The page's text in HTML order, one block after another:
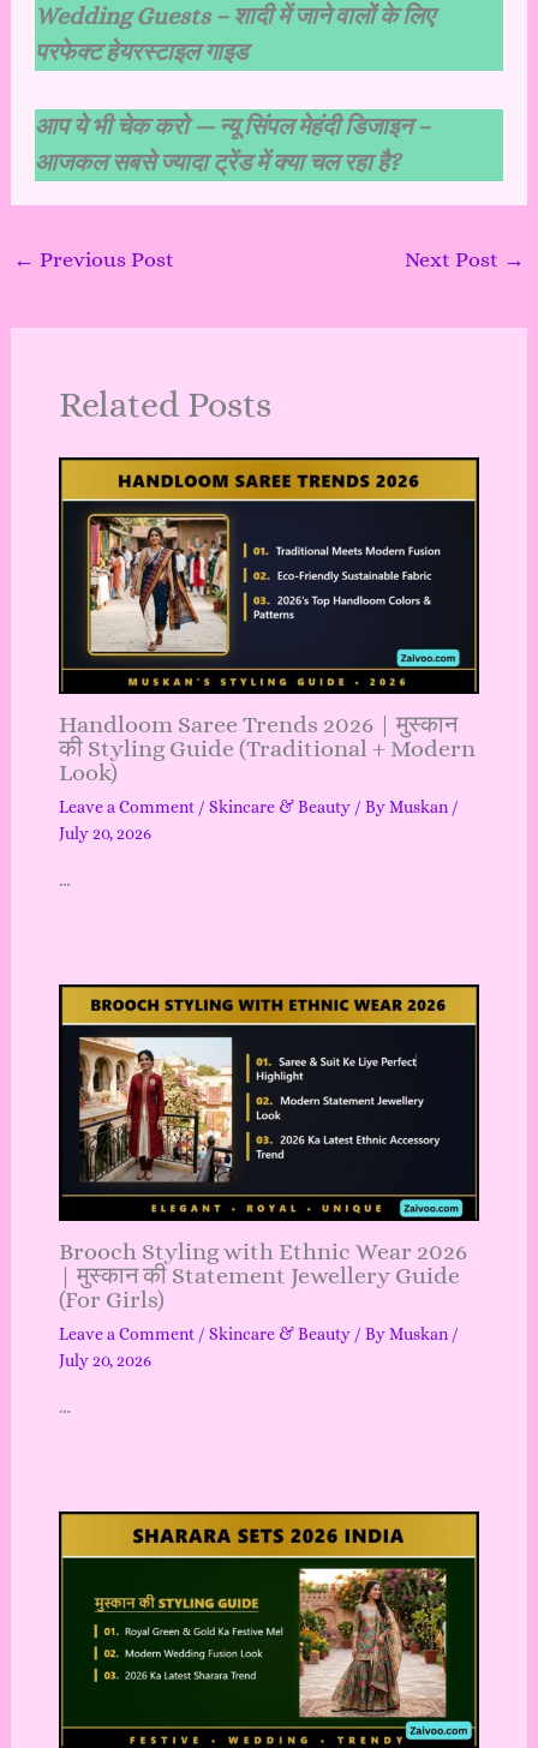
Wedding Guests – शादी में जाने वालों के लिए
परफेक्ट हेयरस्टाइल गाइड
आप ये भी चेक करो — न्यू सिंपल मेहंदी डिजाइन –
आजकल सबसे ज्यादा ट्रेंड में क्या चल रहा है?
← Previous Post Next Post →
Related Posts
Handloom Saree Trends 2026 | मुस्कान
की Styling Guide (Traditional + Modern
Look)
Leave a Comment / Skincare & Beauty/ ByMuskan /
July 20, 2026
…
Brooch Styling with Ethnic Wear 2026
| मुस्कान की Statement Jewellery Guide
(For Girls)
Leave a Comment / Skincare & Beauty/ ByMuskan /
July 20, 2026
…